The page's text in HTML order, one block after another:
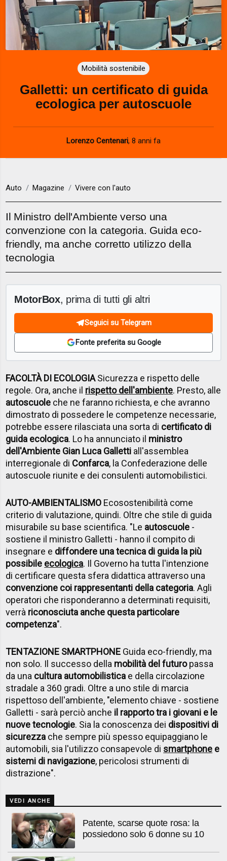
Mobilità sostenibile
Galletti: un certificato di guida
ecologica per autoscuole
Lorenzo Centenari, 8 anni fa
Auto Magazine Vivere con l'auto
Il Ministro dell'Ambiente verso una
convenzione con la categoria. Guida eco-
friendly, ma anche corretto utilizzo della
tecnologia
MotorBox, prima di tutti gli altri
Seguici su Telegram
Fonte preferita su Google
FACOLTÀ DI ECOLOGIASicurezza e rispetto delle
regole. Ora, anche il rispetto dell'ambiente. Presto, alle
autoscuole che ne faranno richiesta, e che avranno
dimostrato di possedere le competenze necessarie,
potrebbe essere rilasciata una sorta di certificato di
guida ecologica. Lo ha annunciato il ministro
dell'Ambiente Gian Luca Galletti all'assemblea
interregionale di Confarca, la Confederazione delle
autoscuole riunite e dei consulenti automobilistici.
AUTO-AMBIENTALISMO Ecosostenibilità come
criterio di valutazione, quindi. Oltre che stile di guida
misurabile su base scientifica. "Le autoscuole -
sostiene il ministro Galletti - hanno il compito di
insegnare e diffondere una tecnica di guida la più
possibile ecologica. Il Governo ha tutta l'intenzione
di certificare questa sfera didattica attraverso una
convenzione coi rappresentanti della categoria. Agli
operatori che risponderanno a determinati requisiti,
verrà riconosciuta anche questa particolare
competenza".
TENTAZIONE SMARTPHONE Guida eco-friendly, ma
non solo. Il successo della mobilità del futuropassa
da una cultura automobilistica e della circolazione
stradale a 360 gradi. Oltre a uno stile di marcia
rispettoso dell'ambiente, "elemento chiave - sostiene
Galletti - sarà perciò anche il rapporto tra i giovani e le
nuove tecnologie. Sia la conoscenza dei dispositivi di
sicurezza che sempre più spesso equipaggiano le
automobili, sia l'utilizzo consapevole di smartphone e
sistemi di navigazione, pericolosi strumenti di
distrazione".
VEDI ANCHE
Patente, scarse quote rosa: la
possiedono solo 6 donne su 10